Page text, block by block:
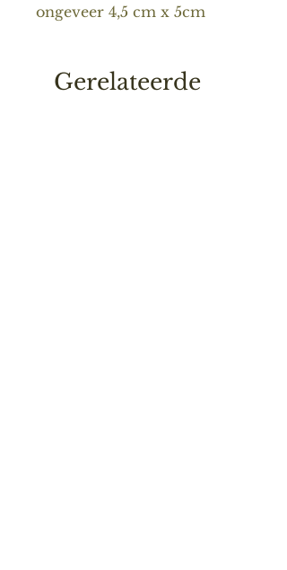
ongeveer 4,5 cm x 5cm
Gerelateerde